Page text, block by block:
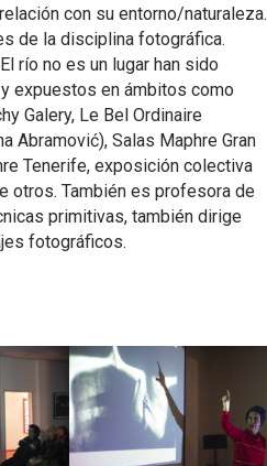
con su entorno/naturaleza.
de la disciplina fotográfica.
río no es un lugar han sido
expuestos en ámbitos como
Galery, Le Bel Ordinaire
Abramović), Salas Maphre Gran
Tenerife, exposición colectiva
otros. También es profesora de
primitivas, también dirige
fotográficos.